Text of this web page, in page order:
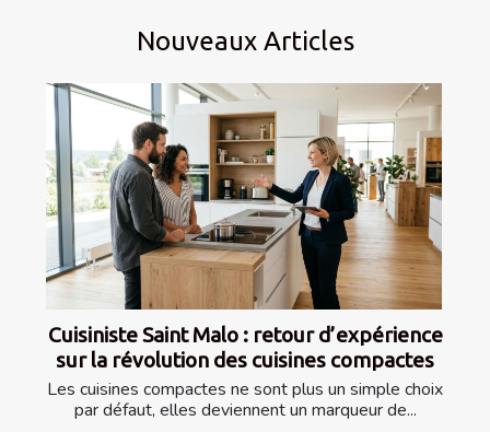
Nouveaux Articles
Cuisiniste Saint Malo : retour d’expérience
sur la révolution des cuisines compactes
Les cuisines compactes ne sont plus un simple choix
par défaut, elles deviennent un marqueur de...